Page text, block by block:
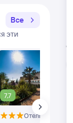
Все
эти
7,7
Отель